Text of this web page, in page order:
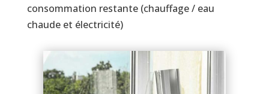
moyenne.
Il existe aujourd’hui de nombreux dispositifs
incitatifs d’aide et de financement pour
faciliter vos
projets de rénovation
consommation restante (chauffage / eau
chaude et électricité)